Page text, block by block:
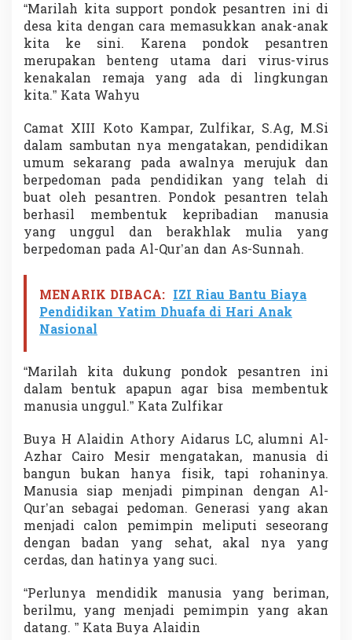
“Marilah kita support pondok pesantren ini di
desa kita dengan cara memasukkan anak-anak
kita ke sini. Karena pondok pesantren
merupakan benteng utama dari virus-virus
kenakalan remaja yang ada di lingkungan
kita.” Kata Wahyu
Camat XIII Koto Kampar, Zulfikar, S.Ag, M.Si
dalam sambutan nya mengatakan, pendidikan
umum sekarang pada awalnya merujuk dan
berpedoman pada pendidikan yang telah di
buat oleh pesantren. Pondok pesantren telah
berhasil membentuk kepribadian manusia
yang unggul dan berakhlak mulia yang
berpedoman pada Al-Qur’an dan As-Sunnah.
MENARIK DIBACA: IZI Riau Bantu Biaya
Pendidikan Yatim Dhuafa di Hari Anak
Nasional
“Marilah kita dukung pondok pesantren ini
dalam bentuk apapun agar bisa membentuk
manusia unggul.” Kata Zulfikar
Buya H Alaidin Athory Aidarus LC, alumni Al-
Azhar Cairo Mesir mengatakan, manusia di
bangun bukan hanya fisik, tapi rohaninya.
Manusia siap menjadi pimpinan dengan Al-
Qur’an sebagai pedoman. Generasi yang akan
menjadi calon pemimpin meliputi seseorang
dengan badan yang sehat, akal nya yang
cerdas, dan hatinya yang suci.
“Perlunya mendidik manusia yang beriman,
berilmu, yang menjadi pemimpin yang akan
datang. ” Kata Buya Alaidin